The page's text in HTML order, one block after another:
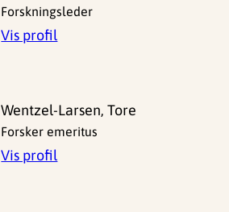
Forskningsleder
Vis profil
Wentzel-Larsen, Tore
Forsker emeritus
Vis profil